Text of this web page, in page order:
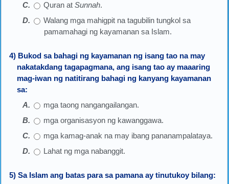
Quran at Sunnah.
Walang mga mahigpit na tagubilin tungkol sa
pamamahagi ng kayamanan sa Islam.
4) Bukod sa bahagi ng kayamanan ng isang tao na may
nakatakdang tagapagmana, ang isang tao ay maaaring
mag-iwan ng natitirang bahagi ng kanyang kayamanan
sa:
mga taong nangangailangan.
mga organisasyon ng kawanggawa.
mga kamag-anak na may ibang pananampalataya.
Lahat ng mga nabanggit.
5) Sa Islam ang batas para sa pamana ay tinutukoy bilang: